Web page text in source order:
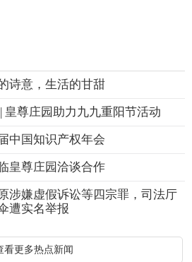
诗意，生活的甘甜
皇尊庄园助力九九重阳节活动
中国知识产权年会
皇尊庄园洽谈合作
涉嫌虚假诉讼等四宗罪，司法厅
遭实名举报
看更多热点新闻